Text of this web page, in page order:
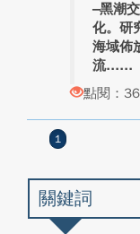
–黑潮
化。研
海域佈
流...
點閱：
1
關鍵詞